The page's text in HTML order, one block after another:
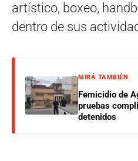
artístico, boxeo,
dentro de sus
MIRÁ TAMBIÉN
Femicidio de
pruebas
detenidos